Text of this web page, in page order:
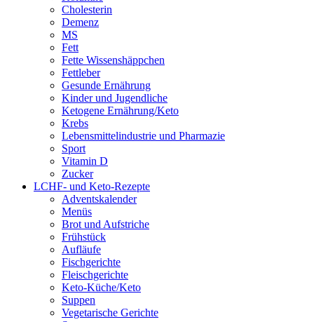
Cholesterin
Demenz
MS
Fett
Fette Wissenshäppchen
Fettleber
Gesunde Ernährung
Kinder und Jugendliche
Ketogene Ernährung/Keto
Krebs
Lebensmittelindustrie und Pharmazie
Sport
Vitamin D
Zucker
LCHF- und Keto-Rezepte
Adventskalender
Menüs
Brot und Aufstriche
Frühstück
Aufläufe
Fischgerichte
Fleischgerichte
Keto-Küche/Keto
Suppen
Vegetarische Gerichte